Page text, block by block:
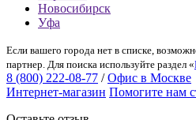
Новосибирск
Уфа
Если вашего города нет в списке,
партнер. Для поиска используйте раздел «
8 (800) 222-08-77 / Офис в Москве
Интернет-магазин Помогите нам